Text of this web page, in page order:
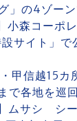
」の4ゾー
小森コーポ
設サイト」
甲信越15カ
で各地を巡回
ムサシ シ